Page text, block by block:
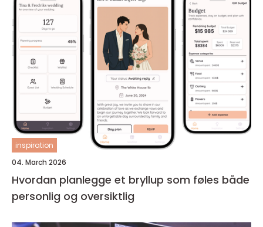
inspiration
04. March 2026
Hvordan planlegge et bryllup som føles både
personlig og oversiktlig